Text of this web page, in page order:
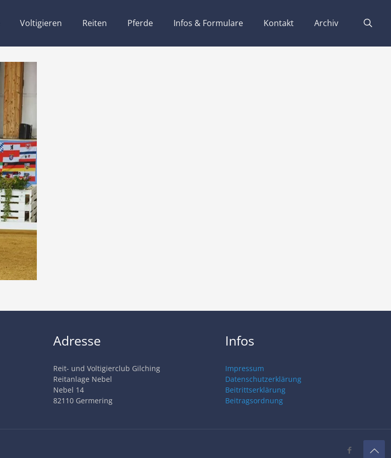
Voltigieren Reiten Pferde Infos & Formulare Kontakt Archiv
Adresse
Reit- und Voltigierclub Gilching
Reitanlage Nebel
Nebel 14
82110 Germering
Infos
Impressum
Datenschutzerklärung
Beitrittserklärung
Beitragsordnung